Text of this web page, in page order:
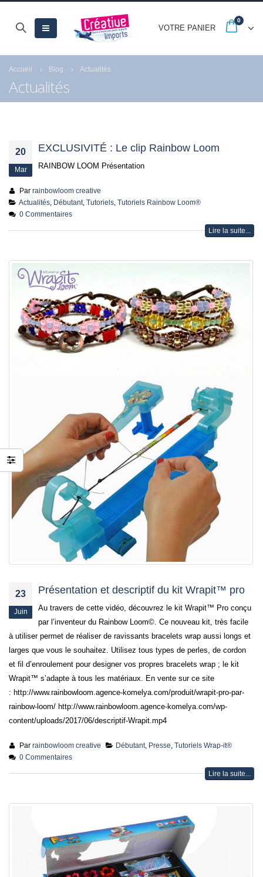
VOTRE PANIER
0
Accueil Blog Actualités
Actualités
20
Mar
EXCLUSIVITÉ : Le clip Rainbow Loom
RAINBOW LOOM Présentation
Par rainbowloom creative
Actualités, Débutant, Tutoriels, Tutoriels Rainbow Loom®
0 Commentaires
Lire la suite...
23
Juin
Présentation et descriptif du kit Wrapit™ pro
Au travers de cette vidéo, découvrez le kit Wrapit™ Pro conçu
par l’inventeur du Rainbow Loom©. Ce nouveau kit, très facile
à utiliser permet de réaliser de ravissants bracelets wrap aussi longs et
larges que vous le souhaitez. Utilisez tous types de perles, de cordon
et fil d’enroulement pour designer vos propres bracelets wrap ; le kit
Wrapit™ s’adapte à tous les matériaux. En vente sur ce site
: http://www.rainbowloom.agence-komelya.com/produit/wrapit-pro-par-
rainbow-loom/ http://www.rainbowloom.agence-komelya.com/wp-
content/uploads/2017/06/descriptif-Wrapit.mp4
Par rainbowloom creative Débutant, Presse ,Tutoriels Wrap-it®
0 Commentaires
Lire la suite...
23 septembre 2025
Langnickel® ?
Profitez des Soldes
24 juin 2026